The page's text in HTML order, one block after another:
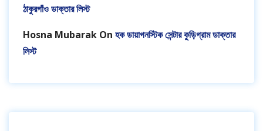
ঠাকুরগাঁও ডাক্তার লিস্ট
Hosna Mubarak On হক ডায়াগনস্টিক সেন্টার কুড়িগ্রাম ডাক্তার
লিস্ট